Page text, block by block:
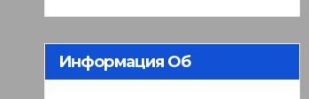
Информация Об